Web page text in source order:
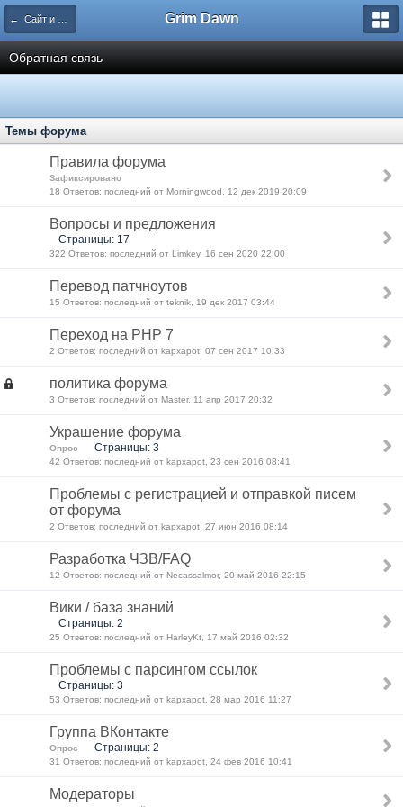
← Сайт и форум Grim Dawn
Обратная связь
Темы форума
Правила форума
Зафиксировано
18 Ответов: последний от Morningwood, 12 дек 2019 20:09
Вопросы и предложения
Страницы: 17
322 Ответов: последний от Limkey, 16 сен 2020 22:00
Перевод патчноутов
15 Ответов: последний от teknik, 19 дек 2017 03:44
Переход на PHP 7
2 Ответов: последний от kapxapot, 07 сен 2017 10:33
политика форума
3 Ответов: последний от Master, 11 апр 2017 20:32
Украшение форума
Опрос Страницы: 3
42 Ответов: последний от kapxapot, 23 сен 2016 08:41
Проблемы с регистрацией и отправкой писем
от форума
2 Ответов: последний от kapxapot, 27 июн 2016 08:14
Разработка ЧЗВ/FAQ
12 Ответов: последний от Necassalmor, 20 май 2016 22:15
Вики / база знаний
Страницы: 2
25 Ответов: последний от HarleyKt, 17 май 2016 02:32
Проблемы с парсингом ссылок
Страницы: 3
53 Ответов: последний от kapxapot, 28 мар 2016 11:27
Группа ВКонтакте
Опрос Страницы: 2
31 Ответов: последний от kapxapot, 24 фев 2016 10:41
Модераторы